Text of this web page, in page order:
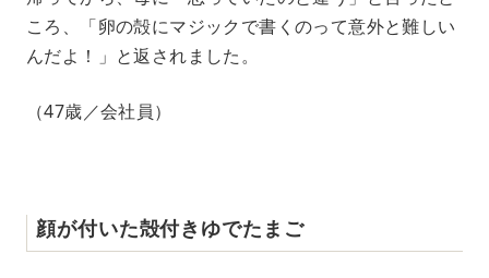
ころ、「卵の殻にマジックで書くのって意外と難しい
んだよ！」と返されました。
（47歳／会社員）
顔が付いた殻付きゆでたまご